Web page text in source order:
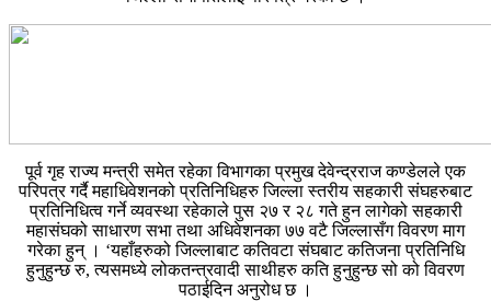
पूर्व गृह राज्य मन्त्री समेत रहेका विभागका प्रमुख देवेन्द्रराज कण्डेलले एक
परिपत्र गर्दै महाधिवेशनको प्रतिनिधिहरु जिल्ला स्तरीय सहकारी संघहरुबाट
प्रतिनिधित्व गर्ने व्यवस्था रहेकाले पुस २७ र २८ गते हुन लागेको सहकारी
महासंघको साधारण सभा तथा अधिवेशनका ७७ वटै जिल्लासँग विवरण माग
गरेका हुन् । ‘यहाँहरुको जिल्लाबाट कतिवटा संघबाट कतिजना प्रतिनिधि
हुनुहुन्छ रु, त्यसमध्ये लोकतन्त्रवादी साथीहरु कति हुनुहुन्छ सो को विवरण
पठाईदिन अनुरोध छ ।